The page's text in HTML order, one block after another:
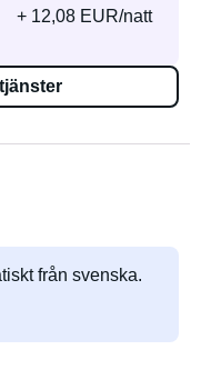
+ 12,08 EUR/natt
från svenska.